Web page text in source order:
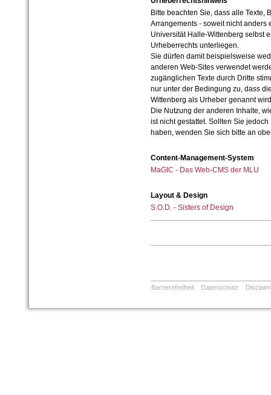
Bitte beachten Sie, dass alle Texte,
Arrangements - soweit nicht anders
Universität Halle-Wittenberg selbst
Urheberrechts unterliegen.
Sie dürfen damit beispielsweise
anderen Web-Sites verwendet
zugänglichen Texte durch Dritte
nur unter der Bedingung zu, dass
Wittenberg als Urheber genannt
Die Nutzung der anderen Inhalte,
ist nicht gestattet. Sollten Sie
haben, wenden Sie sich bitte an
Content-Management-System
MaGIC - Das Web-CMS der MLU
Layout & Design
S.O.D. - Sisters of Design
Barrierefreiheit Datenschutz